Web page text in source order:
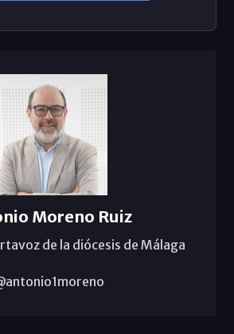
Moreno Ruiz
de la diócesis de Málaga